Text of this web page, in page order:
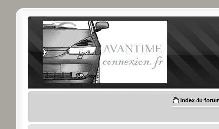
Index du